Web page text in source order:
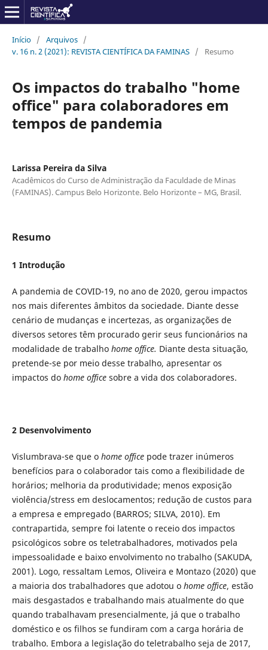
Início / Arquivos /
v. 16 n. 2 (2021): REVISTA CIENTÍFICA DA FAMINAS / Resumo
Os impactos do trabalho "home
office" para colaboradores em
tempos de pandemia
Larissa Pereira da Silva
Acadêmicos do Curso de Administração da Faculdade de Minas
(FAMINAS). Campus Belo Horizonte. Belo Horizonte – MG, Brasil.
Resumo
1 Introdução
A pandemia de COVID-19, no ano de 2020, gerou impactos
nos mais diferentes âmbitos da sociedade. Diante desse
cenário de mudanças e incertezas, as organizações de
diversos setores têm procurado gerir seus funcionários na
modalidade de trabalho home office. Diante desta situação,
pretende-se por meio desse trabalho, apresentar os
impactos do home office sobre a vida dos colaboradores.
2 Desenvolvimento
Vislumbrava-se que o home officepode trazer inúmeros
benefícios para o colaborador tais como a flexibilidade de
horários; melhoria da produtividade; menos exposição
violência/stress em deslocamentos; redução de custos para
a empresa e empregado (BARROS; SILVA, 2010). Em
contrapartida, sempre foi latente o receio dos impactos
psicológicos sobre os teletrabalhadores, motivados pela
impessoalidade e baixo envolvimento no trabalho (SAKUDA,
2001). Logo, ressaltam Lemos, Oliveira e Montazo (2020) que
a maioria dos trabalhadores que adotou o home office, estão
mais desgastados e trabalhando mais atualmente do que
quando trabalhavam presencialmente, já que o trabalho
doméstico e os filhos se fundiram com a carga horária de
trabalho. Embora a legislação do teletrabalho seja de 2017,